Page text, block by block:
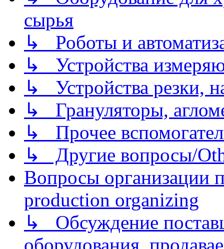
сырья
↳ Роботы и
↳ Устройства
↳ Устройства резки,
↳ Грануляторы,
↳ Прочее
↳ Другие вопросы/
Вопросы организации
production organizing
↳ Обсуждение